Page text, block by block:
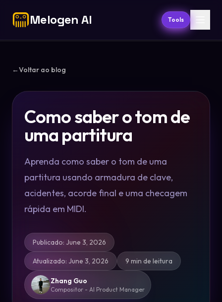
Melogen AI Tools
←Voltar ao blog
Como saber o tom de
uma partitura
Aprenda como saber o tom de uma
partitura usando armadura de clave,
acidentes, acorde final e uma checagem
rápida em MIDI.
Publicado: June 3, 2026
Atualizado: June 3, 2026 9 min de leitura
Zhang Guo
Compositor - AI Product Manager